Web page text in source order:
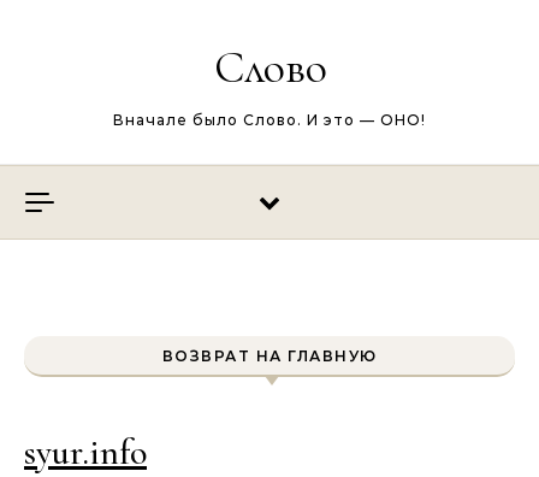
Слово
Вначале было Слово. И это — ОНО!
ВОЗВРАТ НА ГЛАВНУЮ
syur.info